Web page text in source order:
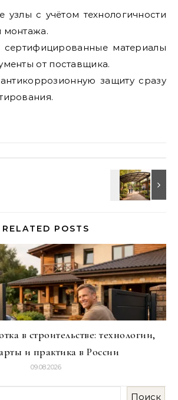
узлы с учётом технологичности
монтажа.
сертифицированные материалы
от поставщика.
защиту сразу
RELATED POSTS
в строительстве: технологии,
и практика в России
09.08.2026
Поиск